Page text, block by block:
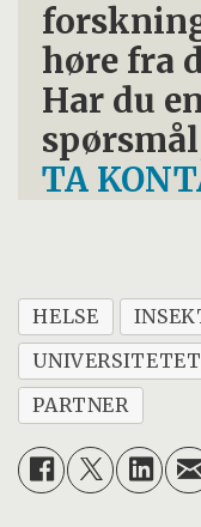
høre fra
Har du
TA
HELSE
PARTNER